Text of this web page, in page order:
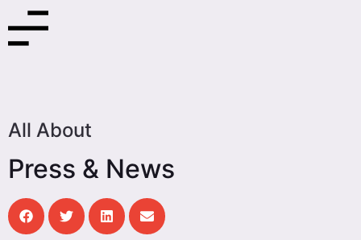
All About
Press & News